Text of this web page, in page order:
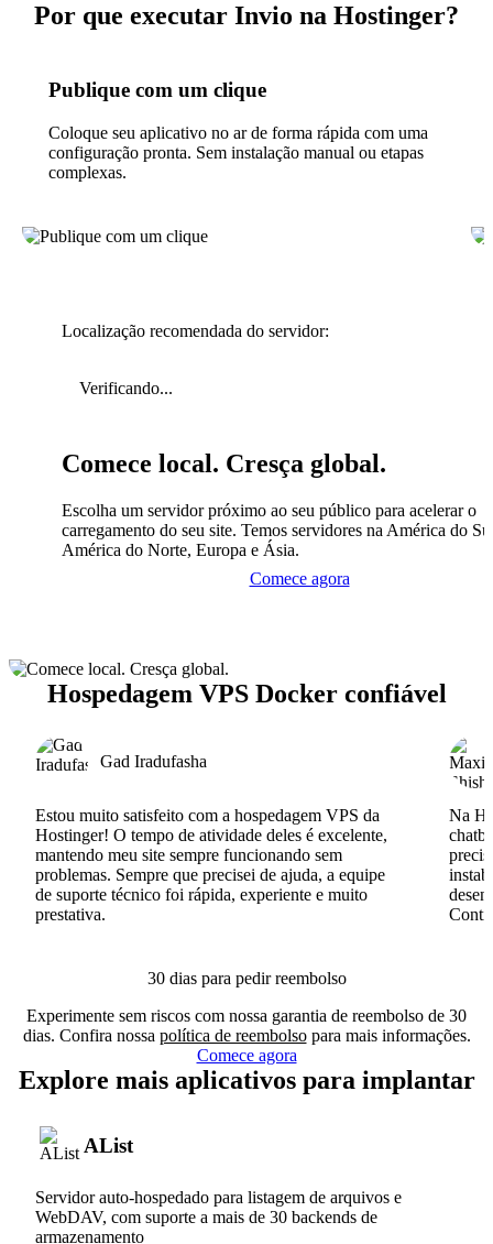
Por que executar Invio na Hostinger?
Publique com um clique
Coloque seu aplicativo no ar de forma rápida com uma
configuração pronta. Sem instalação manual ou etapas
complexas.
Localização recomendada do servidor:
Verificando...
Comece local. Cresça global.
Escolha um servidor próximo ao seu público para acelerar o
carregamento do seu site. Temos servidores na América do
América do Norte, Europa e Ásia.
Comece agora
Hospedagem VPS Docker confiável
Gad Iradufasha
Estou muito satisfeito com a hospedagem VPS da
Hostinger! O tempo de atividade deles é excelente,
mantendo meu site sempre funcionando sem
problemas. Sempre que precisei de ajuda, a equipe
de suporte técnico foi rápida, experiente e muito
prestativa.
Na
30 dias para pedir reembolso
Experimente sem riscos com nossa garantia de reembolso de 30
dias. Confira nossa política de reembolsopara mais informações.
Comece agora
Explore mais aplicativos para implantar
AList
Servidor auto-hospedado para listagem de arquivos e
WebDAV, com suporte a mais de 30 backends de
armazenamento